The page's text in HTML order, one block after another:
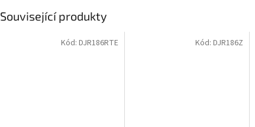
Související produkty
Kód: DJR186RTE Kód: DJR186Z